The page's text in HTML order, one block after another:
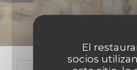
El
socios